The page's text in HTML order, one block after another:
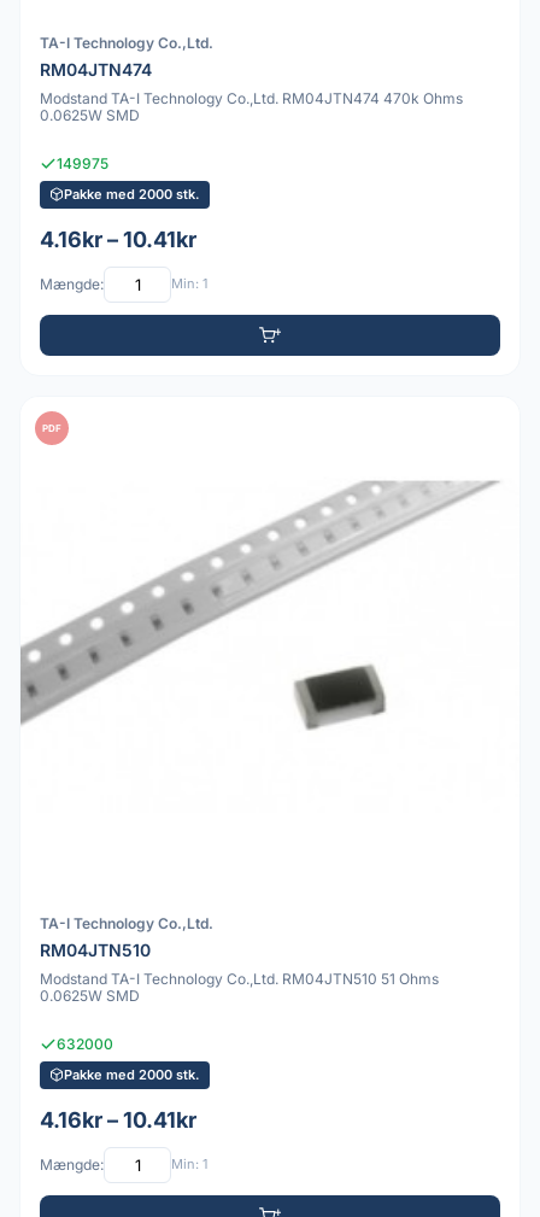
TA-I Technology Co.,Ltd.
RM04JTN474
Modstand TA-I Technology Co.,Ltd. RM04JTN474 470k Ohms
0.0625W SMD
149975
Pakke med 2000 stk.
4.16kr – 10.41kr
Mængde: Min: 1
PDF
TA-I Technology Co.,Ltd.
RM04JTN510
Modstand TA-I Technology Co.,Ltd. RM04JTN510 51 Ohms
0.0625W SMD
632000
Pakke med 2000 stk.
4.16kr – 10.41kr
Mængde: Min: 1